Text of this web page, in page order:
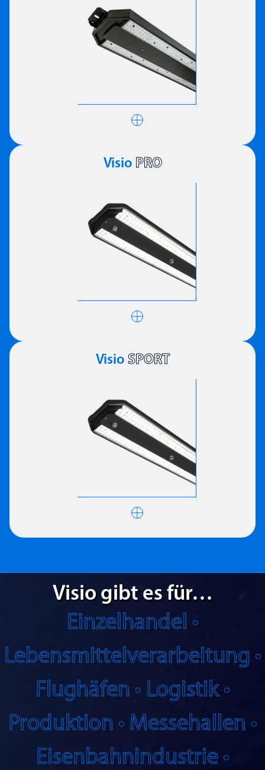
Visio PRO
Visio SPORT
Visio gibt es für…
Einzelhandel •
Lebensmittel­verarbeitung •
Flughäfen • Logistik •
Produktion • Messehallen •
Eisenbahnindustrie •